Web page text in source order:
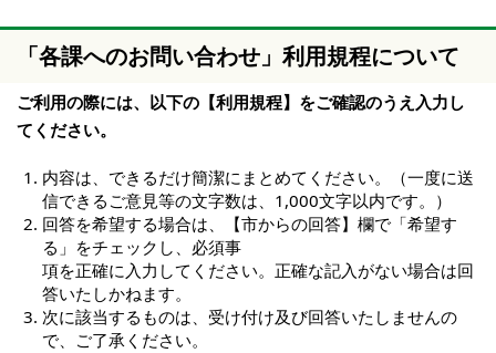
「各課へのお問い合わせ」利用規程について
ご利用の際には、以下の【利用規程】をご確認のうえ入力し
てください。
内容は、できるだけ簡潔にまとめてください。（一度に送
信できるご意見等の文字数は、1,000文字以内です。）
回答を希望する場合は、【市からの回答】欄で「希望す
る」をチェックし、必須事
項を正確に入力してください。正確な記入がない場合は回
答いたしかねます。
次に該当するものは、受け付け及び回答いたしませんの
で、ご了承ください。